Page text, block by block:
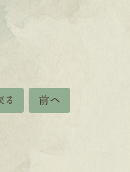
る 前へ